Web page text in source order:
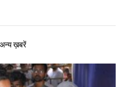
अन्य ख़बरें